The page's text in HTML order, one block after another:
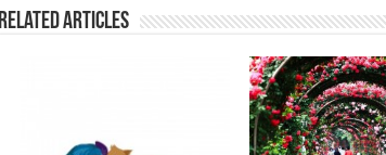
Related Articles